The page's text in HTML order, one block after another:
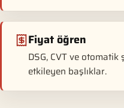
Fiyat öğren
DSG, CVT ve otomatik
etkileyen başlıklar.